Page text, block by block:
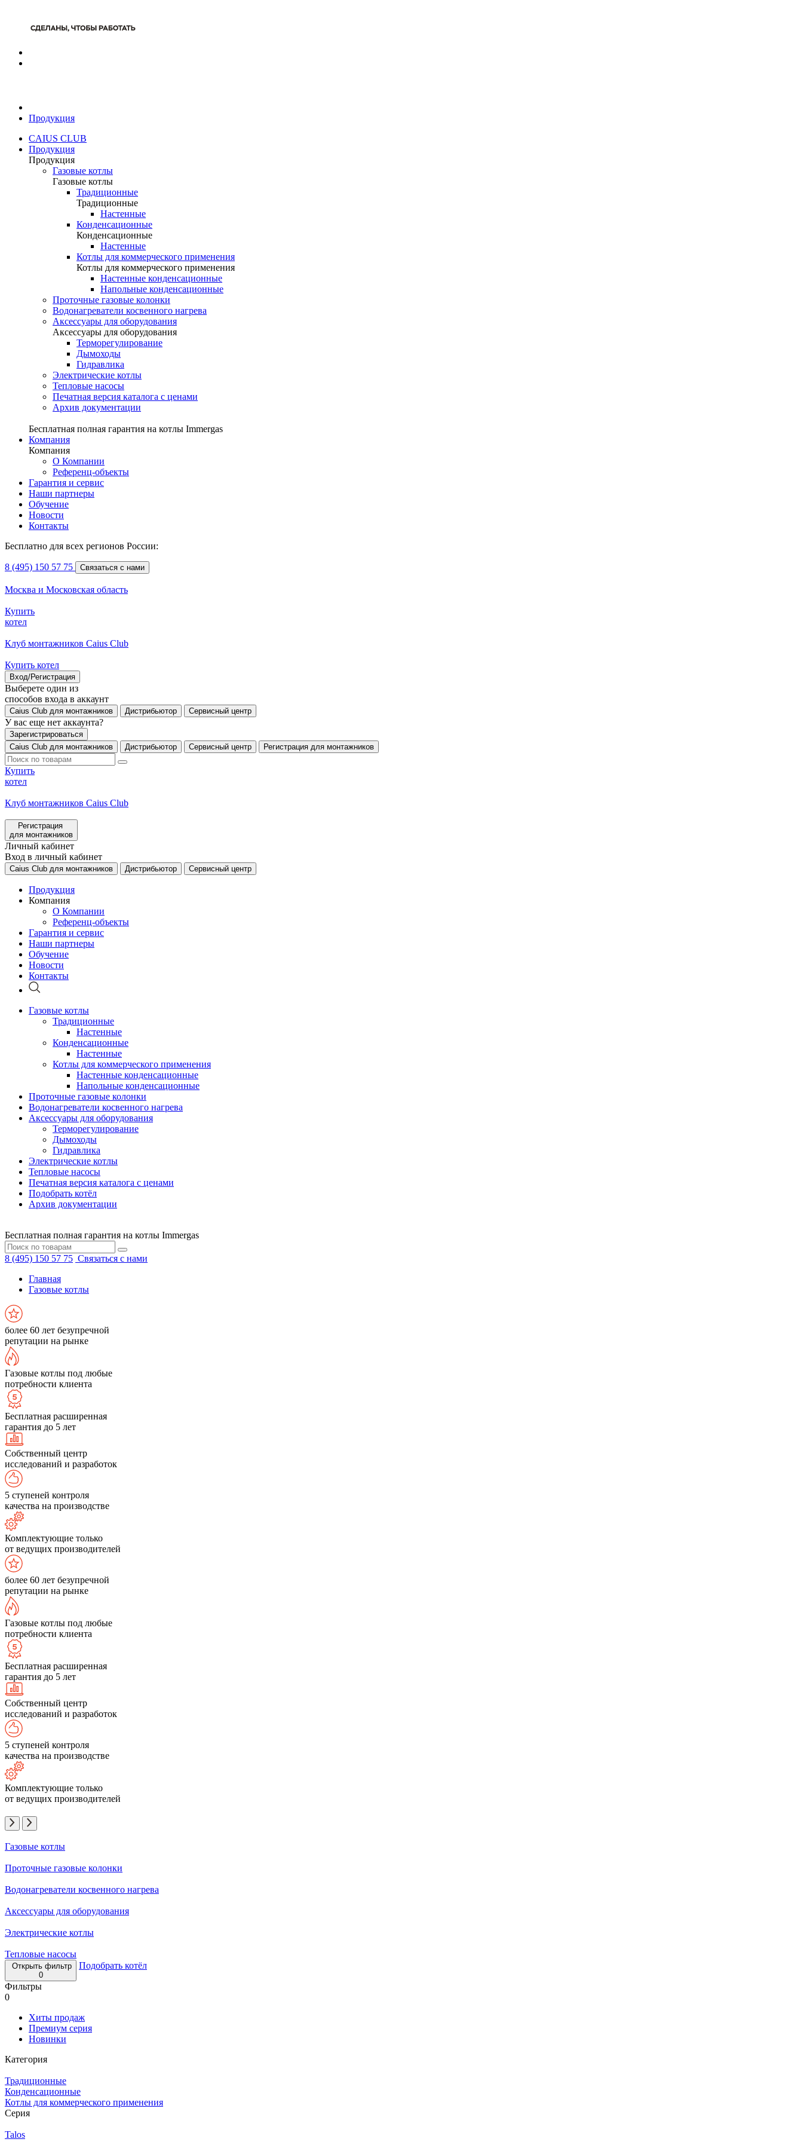
Продукция
CAIUS CLUB
Продукция
Продукция
Газовые котлы
Газовые котлы
Традиционные
Традиционные
Настенные
Конденсационные
Конденсационные
Настенные
Котлы для коммерческого применения
Котлы для коммерческого применения
Настенные конденсационные
Напольные конденсационные
Проточные газовые колонки
Водонагреватели косвенного нагрева
Аксессуары для оборудования
Аксессуары для оборудования
Терморегулирование
Дымоходы
Гидравлика
Электрические котлы
Тепловые насосы
Печатная версия каталога с ценами
Архив документации
Бесплатная полная гарантия на котлы Immergas
Компания
Компания
О Компании
Референц-объекты
Гарантия и сервис
Наши партнеры
Обучение
Новости
Контакты
Бесплатно для всех регионов России:
8 (495) 150 57 75 Связаться с нами
Москва и Московская область
Купить
котел
Клуб монтажников Caius Club
Купить котел
Вход/Регистрация
Выберете один из
способов входа в аккаунт
Caius Club для монтажников Дистрибьютор Сервисный центр
У вас еще нет аккаунта?
Зарегистрироваться
Caius Club для монтажников
Дистрибьютор Сервисный центр Регистрация для монтажников
Купить
котел
Клуб монтажников Caius Club
Регистрация
для монтажников
Личный кабинет
Вход в личный кабинет
Caius Club для монтажников Дистрибьютор Сервисный центр
Продукция
Компания
О Компании
Референц-объекты
Гарантия и сервис
Наши партнеры
Обучение
Новости
Контакты
Газовые котлы
Традиционные
Настенные
Конденсационные
Настенные
Котлы для коммерческого применения
Настенные конденсационные
Напольные конденсационные
Проточные газовые колонки
Водонагреватели косвенного нагрева
Аксессуары для оборудования
Терморегулирование
Дымоходы
Гидравлика
Электрические котлы
Тепловые насосы
Печатная версия каталога с ценами
Подобрать котёл
Архив документации
Бесплатная полная гарантия на котлы Immergas
8 (495) 150 57 75 Связаться с нами
Главная
Газовые котлы
более 60 лет безупречной
репутации на рынке
Газовые котлы под любые
потребности клиента
Бесплатная расширенная
гарантия до 5 лет
Собственный центр
исследований и разработок
5 ступеней контроля
качества на производстве
Комплектующие только
от ведущих производителей
более 60 лет безупречной
репутации на рынке
Газовые котлы под любые
потребности клиента
Бесплатная расширенная
гарантия до 5 лет
Собственный центр
исследований и разработок
5 ступеней контроля
качества на производстве
Комплектующие только
от ведущих производителей
Газовые котлы
Проточные газовые колонки
Водонагреватели косвенного нагрева
Аксессуары для оборудования
Электрические котлы
Тепловые насосы
Открыть фильтр
0
Подобрать котёл
Фильтры
0
Хиты продаж
Премиум серия
Новинки
Категория
Традиционные
Конденсационные
Котлы для коммерческого применения
Серия
Talos